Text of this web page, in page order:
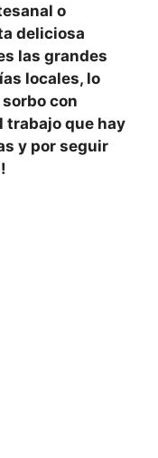
o
deliciosa
las grandes
locales, lo
con
trabajo que hay
y por seguir
!